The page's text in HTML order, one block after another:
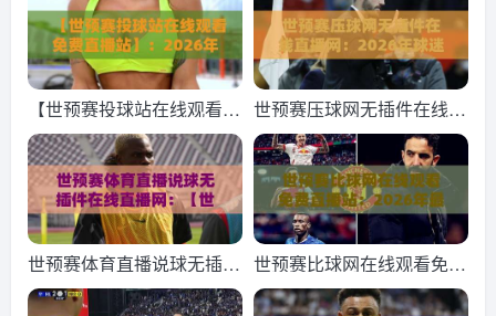
【世预赛投球站在线观看免
费直播站】：2026年最全
观赛指南
世预赛压球网无插件在线直
播网：2026年球迷必备的
观赛神器
世预赛体育直播说球无插件
在线直播网：【世预赛】20
世预赛比球网在线观看免费
直播站：2026年最新观赛